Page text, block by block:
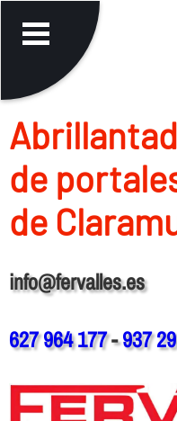
de
de
info@fervalles.es
627 964 177-937